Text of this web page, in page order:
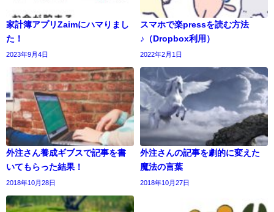
家計簿アプリZaimにハマりまし
た！
2023年9月4日
スマホで楽pressを読む方法
♪（Dropbox利用）
2022年2月1日
外注さん養成ギブスで記事を書
いてもらった結果！
2018年10月28日
外注さんの記事を劇的に変えた
魔法の言葉
2018年10月27日